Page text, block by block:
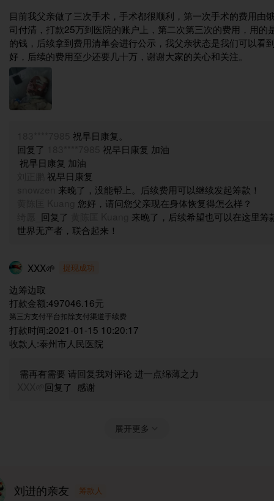
目前我父亲做了三次手术，手术都很顺利，第一次手术的费用由
司付清，打款25万到医院的账户上，第二次第三次的费用，用的
的钱，后续拿到费用清单会进行公示，我父亲状态是我们可以看
好，后续的费用至少还要几十万，谢谢大家的关心和关注。
祝早日康复。
回复了
祝早日康复 加油
祝早日康复 加油
祝早日康复
来晚了，没能帮上。后续费用可以继续发起筹款！
您好，请问您父亲现在身体恢复得怎么样？
回复了
来晚了，后续希望也可以在这里筹
世界无产者，联合起来！
XXX🌱 提现成功
边筹边取
打款金额:497046.16元
第三方支付平台扣除支付渠道手续费
打款时间:2021-01-15 10:20:17
收款人:泰州市人民医院
需再有需要 请回复我对评论 进一点绵薄之力
回复了 感谢
展开更多
刘进的亲友 筹款人